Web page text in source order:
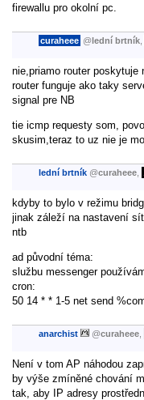
firewallu pro okolní pc.
curaheee @lední brtník
nie,priamo router
router funguje ako taky
signal pre NB
tie icmp requesty som,
skusim,teraz to uz nie je
lední brtník @curaheee
kdyby to bylo v režimu
jinak záleží na nastavení
ntb
ad původní téma:
službu messenger
cron:
50 14 * * 1-5 net send
anarchist @curaheee
Není v tom AP náhodou
by výše zmíněné chování
tak, aby IP adresy